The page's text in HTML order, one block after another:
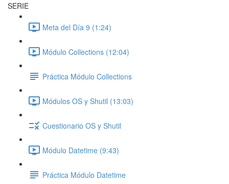
SERIE
Meta del Día 9 (1:24)
Módulo Collections (12:04)
Práctica Módulo Collections
Módulos OS y Shutil (13:03)
Cuestionario OS y Shutil
Módulo Datetime (9:43)
Práctica Módulo Datetime